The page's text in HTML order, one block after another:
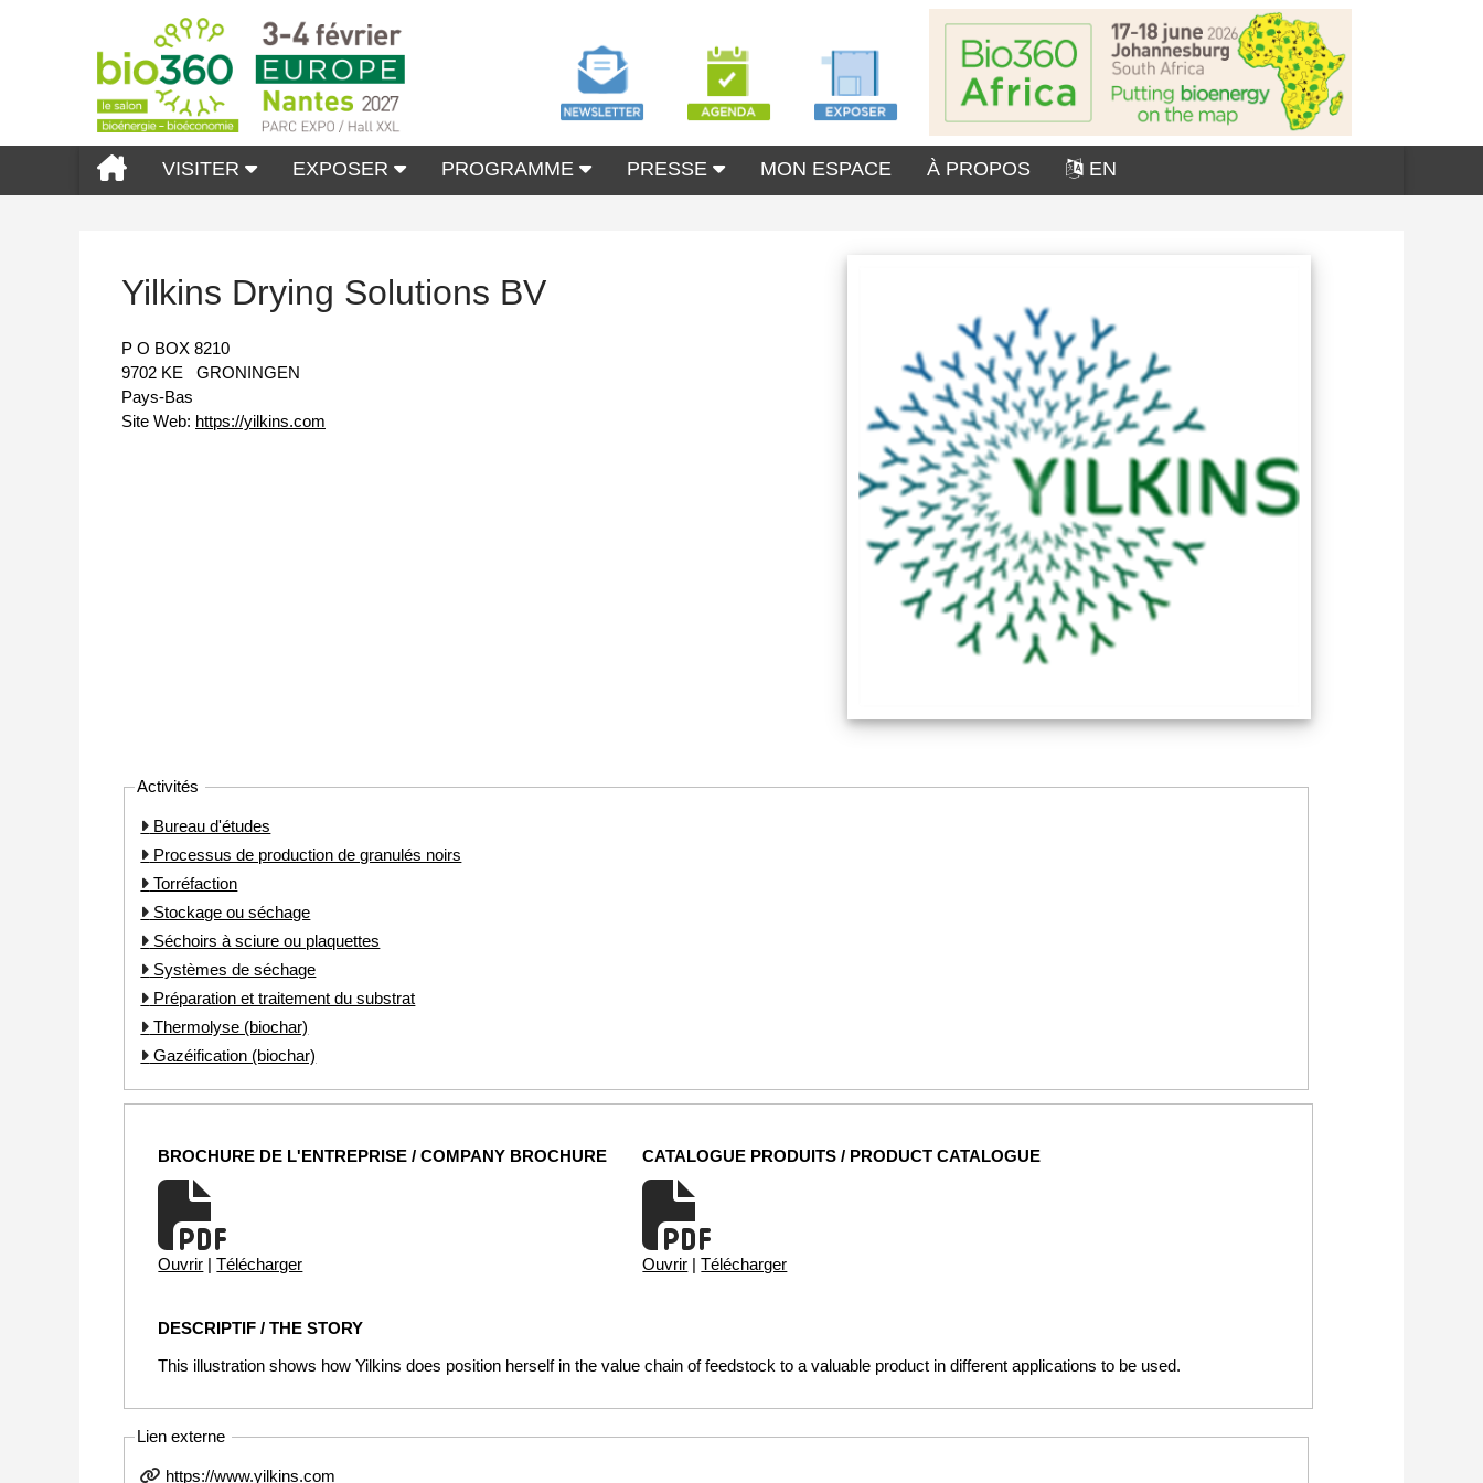
VISITER EXPOSER PROGRAMME PRESSE MON ESPACE À PROPOS EN
Yilkins Drying Solutions BV
P O BOX 8210
9702 KE
GRONINGEN
Pays-Bas
Site Web: https://yilkins.com
Activités
Bureau d'études
Processus de production de granulés noirs
Torréfaction
Stockage ou séchage
Séchoirs à sciure ou plaquettes
Systèmes de séchage
Préparation et traitement du substrat
Thermolyse (biochar)
Gazéification (biochar)
BROCHURE DE L'ENTREPRISE / COMPANY BROCHURE
Ouvrir | Télécharger
CATALOGUE PRODUITS / PRODUCT CATALOGUE
Ouvrir | Télécharger
DESCRIPTIF / THE STORY
This illustration shows how Yilkins does position herself in the value chain of feedstock to a valuable product in different applications to be used.
Lien externe
https://www.yilkins.com